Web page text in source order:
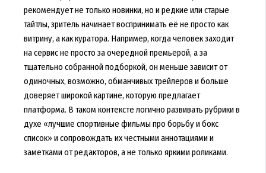
рекомендует не только новинки, но и редкие или старые
тайтлы, зритель начинает воспринимать её не просто как
витрину, а как куратора. Например, когда человек заходит
на сервис не просто за очередной премьерой, а за
тщательно собранной подборкой, он меньше зависит от
одиночных, возможно, обманчивых трейлеров и больше
доверяет широкой картине, которую предлагает
платформа. В таком контексте логично развивать рубрики в
духе «лучшие спортивные фильмы про борьбу и бокс
список» и сопровождать их честными аннотациями и
заметками от редакторов, а не только яркими роликами.